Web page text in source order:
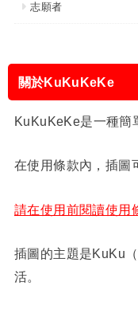
志願者
關於KuKuKeKe
KuKuKeKe是一種簡
在使用條款內，插圖
請在使用前閱讀使用
插圖的主題是KuKu
活。